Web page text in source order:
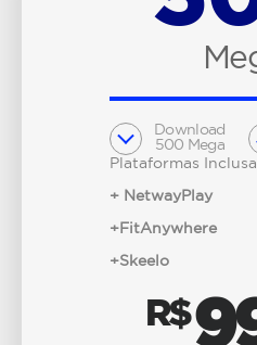
Download
500 Mega
Plataformas
+ NetwayPlay
+FitAnywhere
+Skeelo
R$